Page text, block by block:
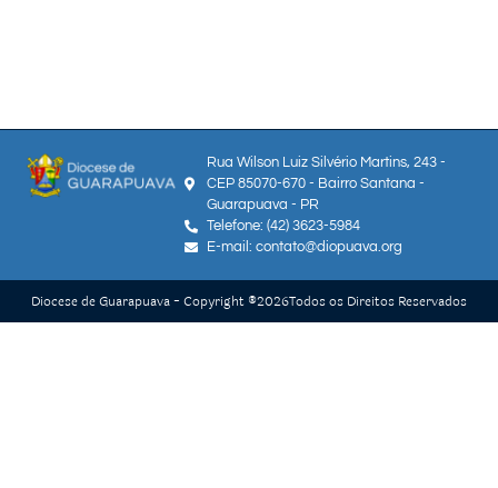
Rua Wilson Luiz Silvério Martins, 243 -
CEP 85070-670 - Bairro Santana -
Guarapuava - PR
Telefone: (42) 3623-5984
E-mail: contato@diopuava.org
Diocese de Guarapuava - Copyright ®2026Todos os Direitos Reservados